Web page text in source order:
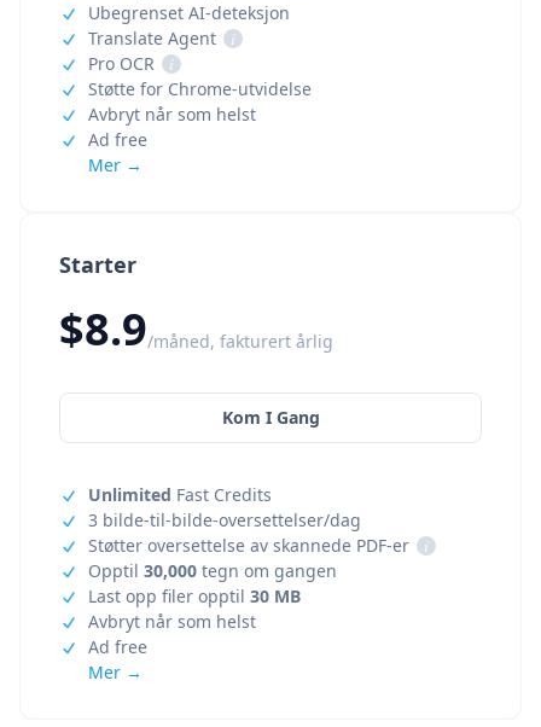
Starter
$8.9/måned, fakturert årlig
Kom I Gang
Unlimited Fast Credits
3 bilde-til-bilde-oversettelser/dag
Støtter oversettelse av skannede PDF-er
i
Opptil 30,000 tegn om gangen
Last opp filer opptil 30 MB
Avbryt når som helst
Ad free
Mer →
Ubegrenset AI-deteksjon
Translate Agent
i
Pro OCR
i
Støtte for Chrome-utvidelse
Avbryt når som helst
Ad free
Mer →